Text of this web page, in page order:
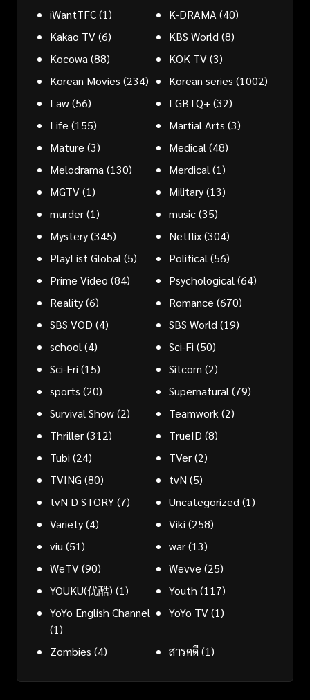
iWantTFC(1) K-DRAMA (40)
Kakao TV(6) KBS World (8)
Kocowa (88) KOK TV(3)
Korean Movies (234) Korean series (1002)
Law(56) LGBTQ+ (32)
Life (155) Martial Arts (3)
Mature (3) Medical (48)
Melodrama (130) Merdical (1)
MGTV(1) Military(13)
murder(1) music(35)
Mystery(345) Netflix(304)
PlayList Global (5) Political (56)
Prime Video (84) Psychological (64)
Reality(6) Romance (670)
SBS VOD (4) SBS World (19)
school (4) Sci-Fi (50)
Sci-Fri (15) Sitcom (2)
sports (20) Supernatural (79)
Survival Show(2) Teamwork (2)
Thriller(312) TrueID (8)
Tubi (24) TVer(2)
TVING (80) tvN (5)
tvN D STORY(7) Uncategorized (1)
Variety(4) Viki (258)
viu (51) war(13)
WeTV(90) Wevve (25)
YOUKU(优酷) (1) Youth (117)
YoYo English Channel
(1)
YoYo TV(1)
Zombies (4) สารคดี(1)